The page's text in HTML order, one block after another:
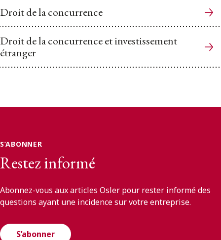
Droit de la concurrence
Droit de la concurrence et investissement
étranger
S’ABONNER
Restez informé
Abonnez-vous aux articles Osler pour rester informé des
questions ayant une incidence sur votre entreprise.
S’abonner